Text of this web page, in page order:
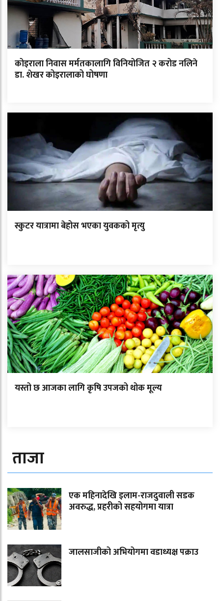
कोइराला निवास मर्मतकालागि विनियोजित २ करोड नलिने
डा. शेखर कोइरालाको घोषणा
स्कुटर यात्रामा बेहोस भएका युवकको मृत्यु
यस्तो छ आजका लागि कृषि उपजको थोक मूल्य
ताजा
एक महिनादेखि इलाम-राजदुवाली सडक
अवरुद्ध, प्रहरीको सहयोगमा यात्रा
जालसाजीको अभियोगमा वडाध्यक्ष पक्राउ